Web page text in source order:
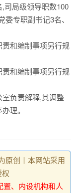
司局级领导职数100
专职副书记3名、
和编制事项另行规
和编制事项另行规
负责解释,其调整
理。
原创丨本网站采用
置、内设机构和人